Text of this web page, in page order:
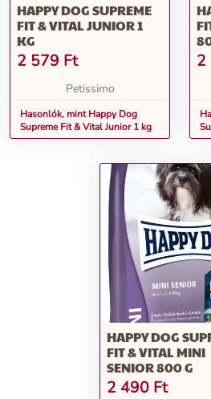
HAPPY DOG SUPREME
FIT & VITAL JUNIOR 1
KG
2 579 Ft
Petissimo
Hasonlók, mint Happy Dog
Supreme Fit & Vital Junior 1 kg
2
HAPPY DOG
FIT & VITAL MINI
SENIOR 800 G
2 490 Ft